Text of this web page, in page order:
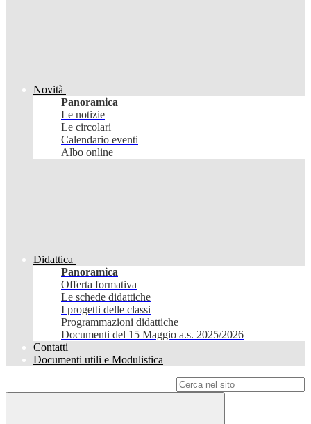
Novità
Panoramica
Le notizie
Le circolari
Calendario eventi
Albo online
Didattica
Panoramica
Offerta formativa
Le schede didattiche
I progetti delle classi
Programmazioni didattiche
Documenti del 15 Maggio a.s. 2025/2026
Contatti
Documenti utili e Modulistica